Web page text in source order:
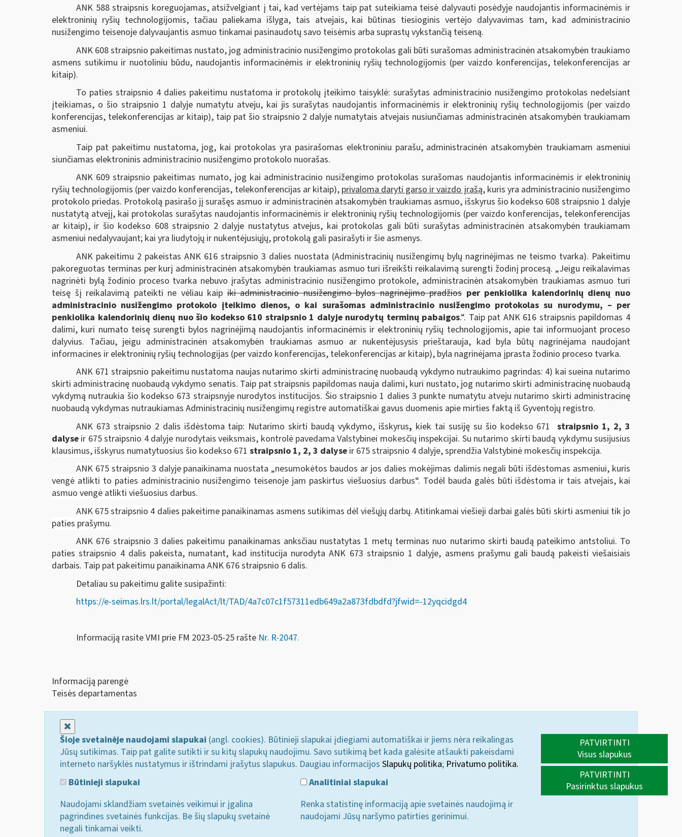
ANK 588 straipsnis koreguojamas, atsižvelgiant į tai, kad vertėjams taip pat suteikiama teisė dalyvauti posėdyje naudojantis informacinėmis ir
elektroninių ryšių technologijomis, tačiau paliekama išlyga, tais atvejais, kai būtinas tiesioginis vertėjo dalyvavimas tam, kad administracinio
nusižengimo teisenoje dalyvaujantis asmuo tinkamai pasinaudotų savo teisėmis arba suprastų vykstančią teiseną.
ANK 608 straipsnio pakeitimas nustato, jog administracinio nusižengimo protokolas gali būti surašomas administracinėn atsakomybėn traukiamo
asmens sutikimu ir nuotoliniu būdu, naudojantis informacinėmis ir elektroninių ryšių technologijomis (per vaizdo konferencijas, telekonferencijas ar
kitaip).
To paties straipsnio 4 dalies pakeitimu nustatoma ir protokolų įteikimo taisyklė: surašytas administracinio nusižengimo protokolas nedelsiant
įteikiamas, o šio straipsnio 1 dalyje numatytu atveju, kai jis surašytas naudojantis informacinėmis ir elektroninių ryšių technologijomis (per vaizdo
konferencijas, telekonferencijas ar kitaip), taip pat šio straipsnio 2 dalyje numatytais atvejais nusiunčiamas administracinėn atsakomybėn traukiamam
asmeniui.
Taip pat pakeitimu nustatoma, jog, kai protokolas yra pasirašomas elektroniniu parašu, administracinėn atsakomybėn traukiamam asmeniui
siunčiamas elektroninis administracinio nusižengimo protokolo nuorašas.
ANK 609 straipsnio pakeitimas numato, jog kai administracinio nusižengimo protokolas surašomas naudojantis informacinėmis ir elektroninių
ryšių technologijomis (per vaizdo konferencijas, telekonferencijas ar kitaip), privaloma daryti garso ir vaizdo įrašą, kuris yra administracinio nusižengimo
protokolo priedas. Protokolą pasirašo jį surašęs asmuo ir administracinėn atsakomybėn traukiamas asmuo, išskyrus šio kodekso 608 straipsnio 1 dalyje
nustatytą atvejį, kai protokolas surašytas naudojantis informacinėmis ir elektroninių ryšių technologijomis (per vaizdo konferencijas, telekonferencijas
ar kitaip), ir šio kodekso 608 straipsnio 2 dalyje nustatytus atvejus, kai protokolas gali būti surašytas administracinėn atsakomybėn traukiamam
asmeniui nedalyvaujant; kai yra liudytojų ir nukentėjusiųjų, protokolą gali pasirašyti ir šie asmenys.
ANK pakeitimu 2 pakeistas ANK 616 straipsnio 3 dalies nuostata (Administracinių nusižengimų bylų nagrinėjimas ne teismo tvarka). Pakeitimu
pakoreguotas terminas per kurį administracinėn atsakomybėn traukiamas asmuo turi išreikšti reikalavimą surengti žodinį procesą. „Jeigu reikalavimas
nagrinėti bylą žodinio proceso tvarka nebuvo įrašytas administracinio nusižengimo protokole, administracinėn atsakomybėn traukiamas asmuo turi
teisę šį reikalavimą pateikti ne vėliau kaipiki administracinio nusižengimo bylos nagrinėjimo pradžios per penkiolika kalendorinių dienų nuo
administracinio nusižengimo protokolo įteikimo dienos, o kai surašomas administracinio nusižengimo protokolas su nurodymu, – per
penkiolika kalendorinių dienų nuo šio kodekso 610 straipsnio 1 dalyje nurodytų terminų pabaigos.“. Taip pat ANK 616 straipsnis papildomas 4
dalimi, kuri numato teisę surengti bylos nagrinėjimą naudojantis informacinėmis ir elektroninių ryšių technologijomis, apie tai informuojant proceso
dalyvius. Tačiau, jeigu administracinėn atsakomybėn traukiamas asmuo ar nukentėjusysis prieštarauja, kad byla būtų nagrinėjama naudojant
informacines ir elektroninių ryšių technologijas (per vaizdo konferencijas, telekonferencijas ar kitaip), byla nagrinėjama įprasta žodinio proceso tvarka.
ANK 671 straipsnio pakeitimu nustatoma naujas nutarimo skirti administracinę nuobaudą vykdymo nutraukimo pagrindas: 4) kai sueina nutarimo
skirti administracinę nuobaudą vykdymo senatis. Taip pat straipsnis papildomas nauja dalimi, kuri nustato, jog nutarimo skirti administracinę nuobaudą
vykdymą nutraukia šio kodekso 673 straipsnyje nurodytos institucijos. Šio straipsnio 1 dalies 3 punkte numatytu atveju nutarimo skirti administracinę
nuobaudą vykdymas nutraukiamas Administracinių nusižengimų registre automatiškai gavus duomenis apie mirties faktą iš Gyventojų registro.
ANK 673 straipsnio 2 dalis išdėstoma taip: Nutarimo skirti baudą vykdymo, išskyrus, kiek tai susiję su šio kodekso 671
straipsnio 1, 2, 3
dalyse ir 675 straipsnio 4 dalyje nurodytais veiksmais, kontrolė pavedama Valstybinei mokesčių inspekcijai. Su nutarimo skirti baudą vykdymu susijusius
klausimus, išskyrus numatytuosius šio kodekso 671 straipsnio 1, 2, 3 dalyse ir 675 straipsnio 4 dalyje, sprendžia Valstybinė mokesčių inspekcija.
ANK 675 straipsnio 3 dalyje panaikinama nuostata „nesumokėtos baudos ar jos dalies mokėjimas dalimis negali būti išdėstomas asmeniui, kuris
vengė atlikti to paties administracinio nusižengimo teisenoje jam paskirtus viešuosius darbus“. Todėl bauda galės būti išdėstoma ir tais atvejais, kai
asmuo vengė atlikti viešuosius darbus.
ANK 675 straipsnio 4 dalies pakeitime panaikinamas asmens sutikimas dėl viešųjų darbų. Atitinkamai viešieji darbai galės būti skirti asmeniui tik jo
paties prašymu.
ANK 676 straipsnio 3 dalies pakeitimu panaikinamas anksčiau nustatytas 1 metų terminas nuo nutarimo skirti baudą pateikimo antstoliui. To
paties straipsnio 4 dalis pakeista, numatant, kad institucija nurodyta ANK 673 straipsnio 1 dalyje, asmens prašymu gali baudą pakeisti viešaisiais
darbais. Taip pat pakeitimu panaikinama ANK 676 straipsnio 6 dalis.
Detaliau su pakeitimu galite susipažinti:
https://e-seimas.lrs.lt/portal/legalAct/lt/TAD/4a7c07c1f57311edb649a2a873fdbdfd?jfwid=-12yqcidgd4
Informaciją rasite VMI prie FM 2023-05-25 rašte Nr. R-2047.
Informaciją parengė
Teisės departamentas
Šioje svetainėje naudojami slapukai (angl. cookies). Būtinieji slapukai įdiegiami automatiškai ir jiems nėra reikalingas
Jūsų sutikimas. Taip pat galite sutikti ir su kitų slapukų naudojimu. Savo sutikimą bet kada galėsite atšaukti pakeisdami
interneto naršyklės nustatymus ir ištrindami įrašytus slapukus. Daugiau informacijos Slapukų politika; Privatumo politika.
Būtinieji slapukai
Naudojami sklandžiam svetainės veikimui ir įgalina
pagrindines svetainės funkcijas. Be šių slapukų svetainė
negali tinkamai veikti.
Analitiniai slapukai
Renka statistinę informaciją apie svetainės naudojimą ir
naudojami Jūsų naršymo patirties gerinimui.
PATVIRTINTI
Visus slapukus
PATVIRTINTI
Pasirinktus slapukus